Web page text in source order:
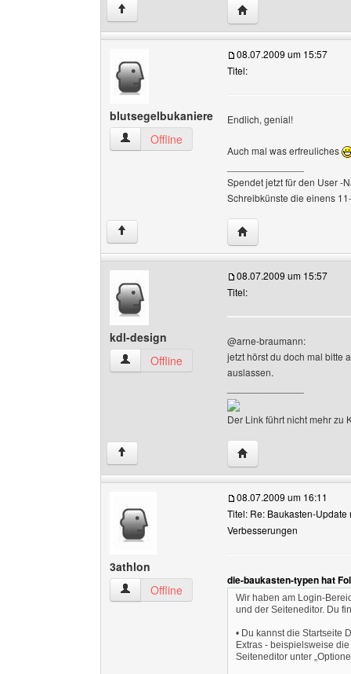
↑ Website dieses
blutsegelbukaniere
blutsegelbukaniere Benutzer-Profile anzeigen
Offline
08.07.2009 um 15:57
Titel:
Endlich, genial!
Auch mal was erfreuliches
Spendet jetzt für den User -
Schreibkünste die einens
↑ Website dieses
kdl-design
kdl-design Benutzer-Profile anzeigen
Offline
08.07.2009 um 15:57
Titel:
@arne-braumann:
jetzt hörst du doch mal bitte
auslassen.
Der Link führt nicht mehr zu
↑ Website dieses
3athlon
3athlon Benutzer-Profile anzeigen
Offline
08.07.2009 um 16:11
Titel: Re: Baukasten-Update
Verbesserungen
die-baukasten-typen hat
Wir haben am Login-
und der Seiteneditor. Du
• Du kannst die Startseite
Extras - beispielsweise
Seiteneditor unter